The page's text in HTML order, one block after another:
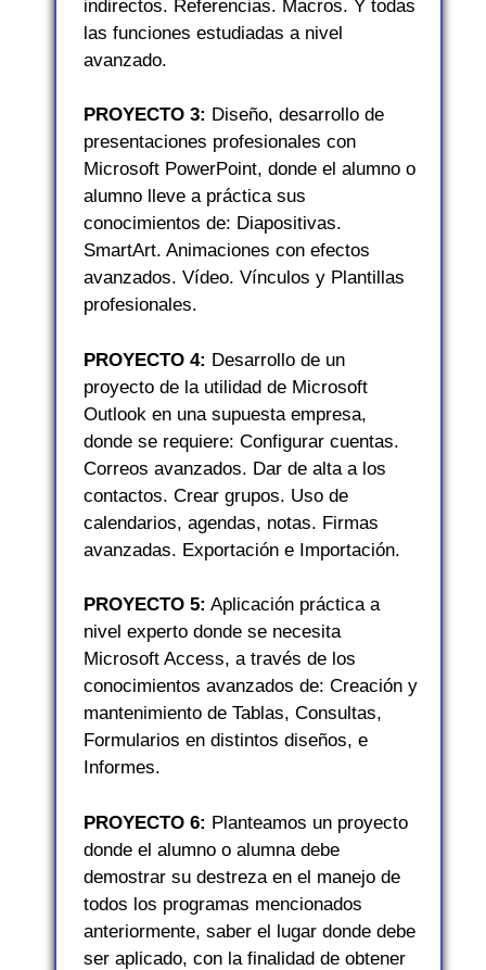
indirectos. Referencias. Macros. Y todas
las funciones estudiadas a nivel
avanzado.
PROYECTO 3: Diseño, desarrollo de
presentaciones profesionales con
Microsoft PowerPoint, donde el alumno o
alumno lleve a práctica sus
conocimientos de: Diapositivas.
SmartArt. Animaciones con efectos
avanzados. Vídeo. Vínculos y Plantillas
profesionales.
PROYECTO 4: Desarrollo de un
proyecto de la utilidad de Microsoft
Outlook en una supuesta empresa,
donde se requiere: Configurar cuentas.
Correos avanzados. Dar de alta a los
contactos. Crear grupos. Uso de
calendarios, agendas, notas. Firmas
avanzadas. Exportación e Importación.
PROYECTO 5: Aplicación práctica a
nivel experto donde se necesita
Microsoft Access, a través de los
conocimientos avanzados de: Creación y
mantenimiento de Tablas, Consultas,
Formularios en distintos diseños, e
Informes.
PROYECTO 6: Planteamos un proyecto
donde el alumno o alumna debe
demostrar su destreza en el manejo de
todos los programas mencionados
anteriormente, saber el lugar donde debe
ser aplicado, con la finalidad de obtener